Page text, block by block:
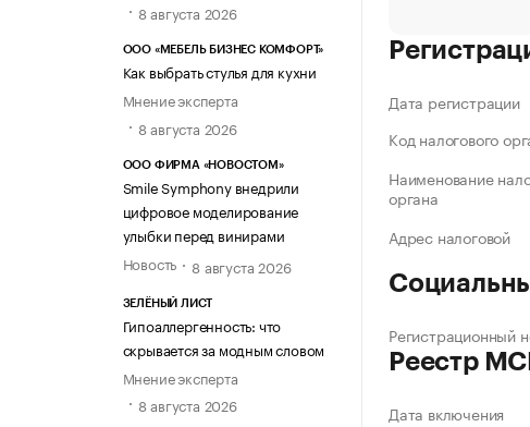
8 августа 2026
ООО «МЕБЕЛЬ БИЗНЕС КОМФОРТ»
Как выбрать стулья для кухни
Мнение эксперта
8 августа 2026
ООО ФИРМА «НОВОСТОМ»
Smile Symphony внедрили
цифровое моделирование
улыбки перед винирами
Новость
8 августа 2026
ЗЕЛЁНЫЙ ЛИСТ
Гипоаллергенность: что
скрывается за модным словом
Мнение эксперта
8 августа 2026
Дата регистрации
Код налогового
Наименование
органа
Адрес налоговой
Регистрационный
Реестр
Дата включения